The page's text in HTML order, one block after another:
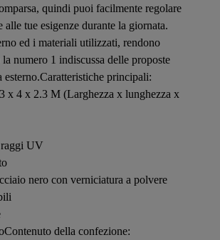
quindi puoi facilmente regolare
alle tue esigenze durante la giornata.
ed i materiali utilizzati, rendono
la numero 1 indiscussa delle proposte
esterno.Caratteristiche principali:
x 4 x 2.3 M (Larghezza x lunghezza x
raggi UV
nero con verniciatura a polvere
della confezione: